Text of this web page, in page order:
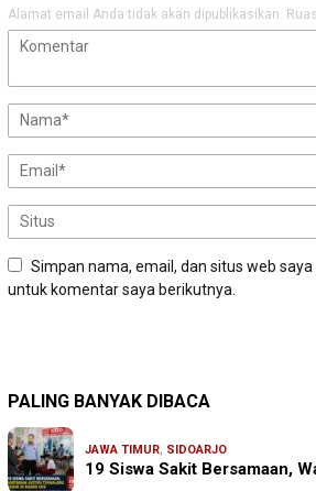
Alamat email Anda tidak akan dipublikasikan.
Simpan nama, email, dan situs web
untuk komentar saya berikutnya.
PALING BANYAK DIBACA
JAWA TIMUR, SIDOARJO
19 Siswa Sakit Bersamaan,